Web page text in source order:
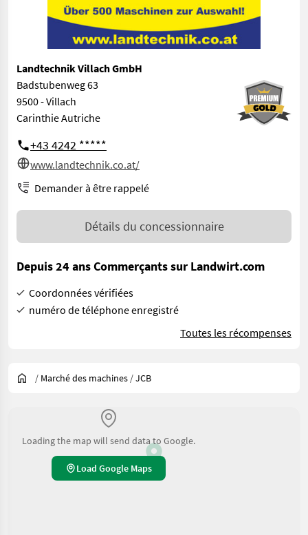
Landtechnik Villach GmbH
Badstubenweg 63
9500 - Villach
Carinthie Autriche
+43 4242 *****
www.landtechnik.co.at/
Demander à être rappelé
Détails du concessionnaire
Depuis 24 ans Commerçants sur Landwirt.com
Coordonnées vérifiées
numéro de téléphone enregistré
Toutes les récompenses
/ Marché des machines /JCB
Loading the map will send data to Google.
Load Google Maps